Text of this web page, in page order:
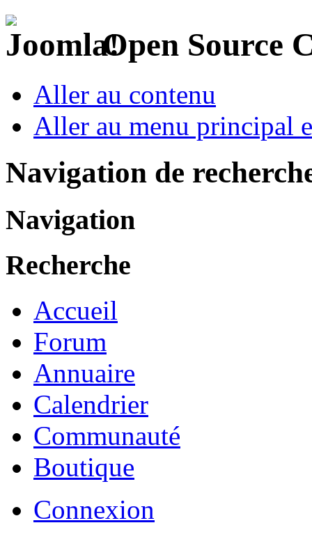
Open Source
Aller au contenu
Aller au menu principal
Navigation de
Navigation
Recherche
Accueil
Forum
Annuaire
Calendrier
Communauté
Boutique
Connexion